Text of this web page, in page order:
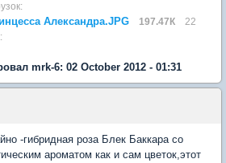
Александра.JPG 197.47К
22
mrk-6: 02 October 2012 - 01:31
-гибридная роза Блек Баккара со
ароматом как и сам цветок,этот